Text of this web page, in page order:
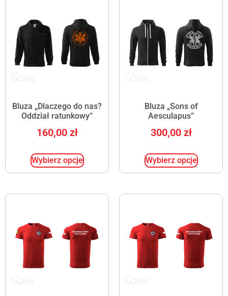
Bluza „Dlaczego do nas?
Oddział ratunkowy”
160,00 zł
Wybierz opcje
Bluza „Sons of
Aesculapus”
300,00 zł
Wybierz opcje